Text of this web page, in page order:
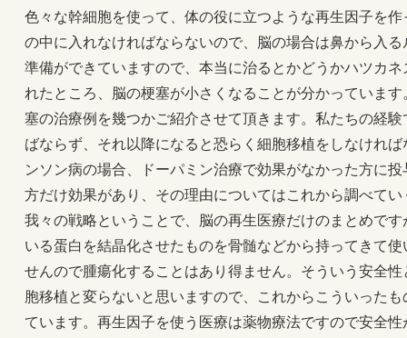
色々な幹細胞を使って、体の役に立つような再生因子を
の中に入れなければならないので、脳の場合は鼻から入
準備ができていますので、本当に治るとかどうかハツカ
れたところ、脳の梗塞が小さくなることが分かっていま
塞の治療例を幾つかご紹介させて頂きます。私たちの経
ばならず、それ以降になると恐らく細胞移植をしなけれ
ンソン病の場合、ドーパミン治療で効果がなかった方に
方だけ効果があり、その理由についてはこれから調べて
我々の戦略ということで、脳の再生医療だけのまとめで
いる蛋白を結晶化させたものを骨髄などから持ってきて
せんので腫瘍化することはあり得ません。そういう安全
胞移植と変らないと思いますので、これからこういった
ています。再生因子を使う医療は薬物療法ですので安全